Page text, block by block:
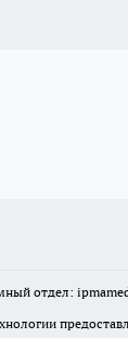
отдел: